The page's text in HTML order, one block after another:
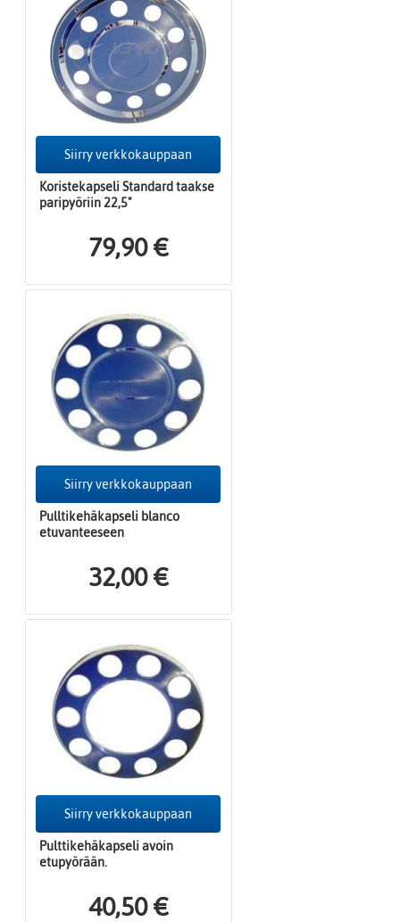
Siirry verkkokauppaan
Koristekapseli Standard taakse
paripyöriin 22,5"
79,90 €
Siirry verkkokauppaan
Pulltikehäkapseli blanco
etuvanteeseen
32,00 €
Siirry verkkokauppaan
Pulttikehäkapseli avoin
etupyörään.
40,50 €